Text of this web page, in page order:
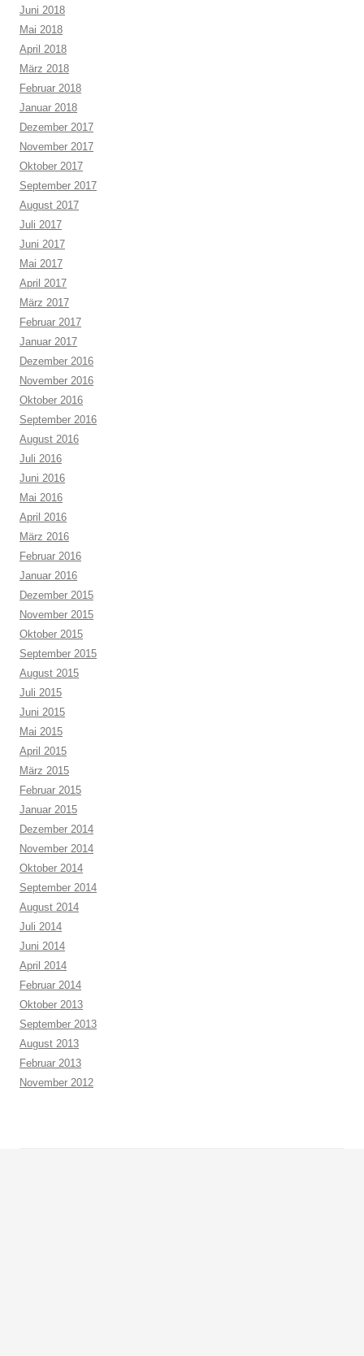
Juni 2018
Mai 2018
April 2018
März 2018
Februar 2018
Januar 2018
Dezember 2017
November 2017
Oktober 2017
September 2017
August 2017
Juli 2017
Juni 2017
Mai 2017
April 2017
März 2017
Februar 2017
Januar 2017
Dezember 2016
November 2016
Oktober 2016
September 2016
August 2016
Juli 2016
Juni 2016
Mai 2016
April 2016
März 2016
Februar 2016
Januar 2016
Dezember 2015
November 2015
Oktober 2015
September 2015
August 2015
Juli 2015
Juni 2015
Mai 2015
April 2015
März 2015
Februar 2015
Januar 2015
Dezember 2014
November 2014
Oktober 2014
September 2014
August 2014
Juli 2014
Juni 2014
April 2014
Februar 2014
Oktober 2013
September 2013
August 2013
Februar 2013
November 2012